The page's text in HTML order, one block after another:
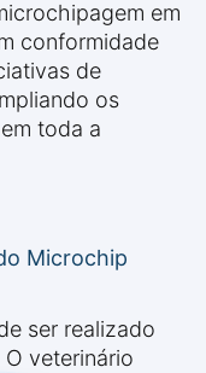
em
conformidade
de
os
toda a
Microchip
ser realizado
veterinário